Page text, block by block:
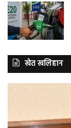
खेत खलिहान